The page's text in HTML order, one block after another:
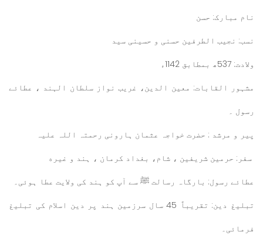
نام مبارک: حسن
نسب: نجیب الطرفین حسنی و حسینی سید
ولادت: 537ھ بمطابق 1142ء
مشہور القابات: معین الدین، غریب نواز سلطان الہند ، عطائے
رسول ۔
پیر و مرشد : حضرت خواجہ عثمان ہارونی رحمتہ اللہ علیہ
سفر: حرمین شریفین ، شام، بغداد کرمان ، ہند و غیره
عطائے رسول: بارگاہ رسالت ﷺ سے آپ کو ہند کی ولایت عطا ہوئی۔
تبلیغ دین: تقریباً 45 سال سرزمین ہند پر دین اسلام کی تبلیغ
فرمائی۔